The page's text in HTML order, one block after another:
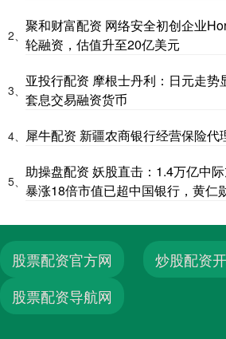
2、
聚和财富配资 网络安全初创企业
轮融资，估值升至20亿美元
3、
亚投行配资 摩根士丹利：日元走
套息交易融资货币
4、 犀牛配资 新疆农商银行经营保险代
5、
助操盘配资 妖股直击：1.4万亿中
暴涨18倍市值已超中国银行，黄仁
股票配资官方网
炒股配资
股票配资导航网